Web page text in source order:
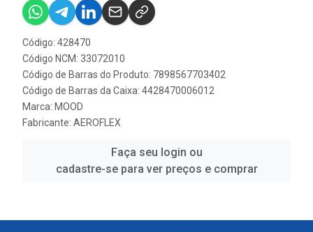
Código: 428470
Código NCM: 33072010
Código de Barras do Produto: 7898567703402
Código de Barras da Caixa: 4428470006012
Marca: MOOD
Fabricante: AEROFLEX
Faça seu login ou
cadastre-se para ver preços e comprar